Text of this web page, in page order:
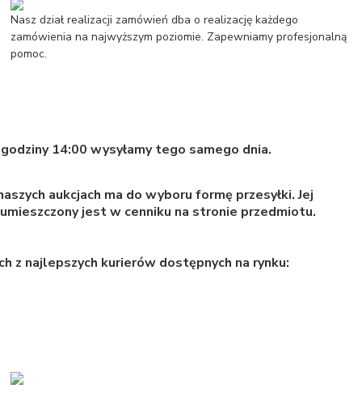
Nasz dział realizacji zamówień dba o realizację każdego
zamówienia na najwyższym poziomie. Zapewniamy profesjonalną
pomoc.
14:00 wysyłamy tego samego dnia.
aukcjach ma do wyboru formę przesyłki. Jej
jest w cenniku na stronie przedmiotu.
z najlepszych kurierów dostępnych na rynku: